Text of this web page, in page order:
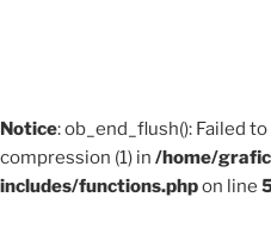
Notice: ob_end_flush(): Failed
compression (1) in /home/
includes/functions.phpon line